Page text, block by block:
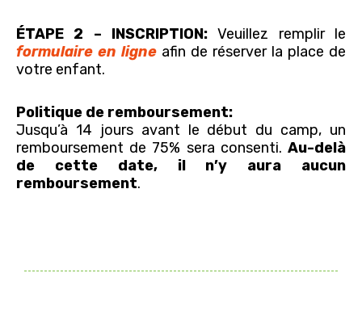
ÉTAPE 2 – INSCRIPTION:Veuillez remplir le
formulaire en ligne afin de réserver la place de
votre enfant.
Politique de remboursement:
Jusqu’à 14 jours avant le début du camp, un
remboursement de 75% sera consenti. Au-delà
de cette date, il n’y aura aucun
remboursement.